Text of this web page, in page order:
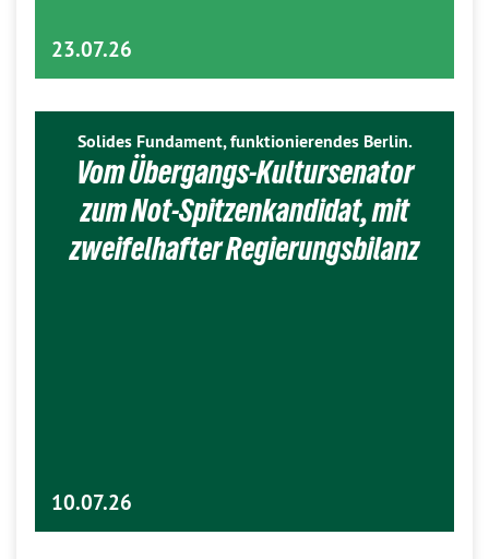
23.07.26
Solides Fundament, funktionierendes Berlin.
Vom Übergangs-Kultursenator
zum Not-Spitzenkandidat, mit
zweifelhafter Regierungsbilanz
10.07.26